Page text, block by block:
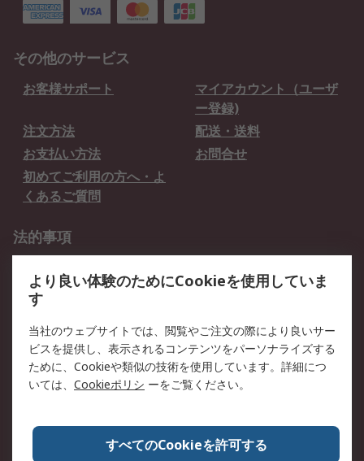
その他のサービス
お客様サポート
マイアカウント（ユーザ
ー登録)
注文方法
配送・送料
お支払い方法
お問合せ
初めてご利用の方へ・よ
くあるご質問
法的事項
クッキーポリシー
RSについて
会社概要
採用情報
プレスリリース＆お知ら
コーポレートサイト
全世界のRS
RSの歴史
ESGへの取り組み（英語）
認証について
より良い体験のためにCookieを使用していま
す
当社のウェブサイトでは、閲覧やご注文の際により良いサー
ビスを提供し、表示されるコンテンツをパーソナライズする
ために、Cookieや類似の技術を使用しています。詳細につ
いては、 Cookieポリシ ーをご覧ください。
すべてのCookieを許可する